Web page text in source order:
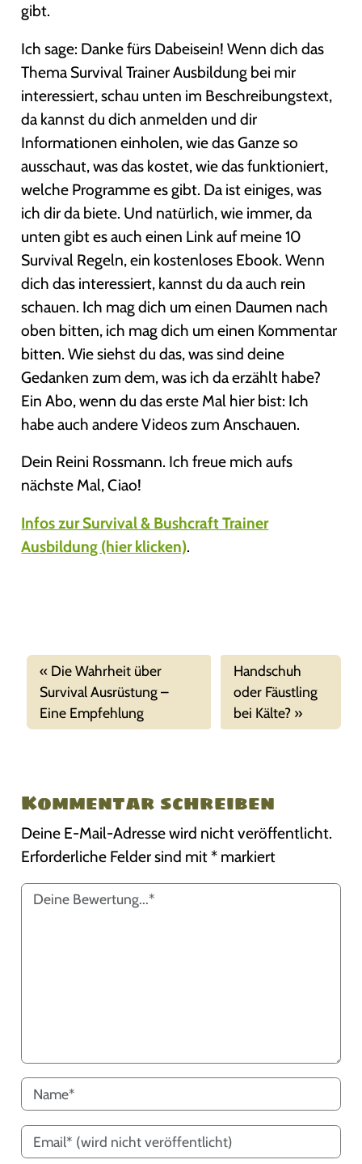
gibt.
Ich sage: Danke fürs Dabeisein! Wenn dich das
Thema Survival Trainer Ausbildung bei mir
interessiert, schau unten im Beschreibungstext,
da kannst du dich anmelden und dir
Informationen einholen, wie das Ganze so
ausschaut, was das kostet, wie das funktioniert,
welche Programme es gibt. Da ist einiges, was
ich dir da biete. Und natürlich, wie immer, da
unten gibt es auch einen Link auf meine 10
Survival Regeln, ein kostenloses Ebook. Wenn
dich das interessiert, kannst du da auch rein
schauen. Ich mag dich um einen Daumen nach
oben bitten, ich mag dich um einen Kommentar
bitten. Wie siehst du das, was sind deine
Gedanken zum dem, was ich da erzählt habe?
Ein Abo, wenn du das erste Mal hier bist: Ich
habe auch andere Videos zum Anschauen.
Dein Reini Rossmann. Ich freue mich aufs
nächste Mal, Ciao!
Infos zur Survival & Bushcraft Trainer
Ausbildung (hier klicken).
Die Wahrheit über
Survival Ausrüstung –
Eine Empfehlung
Handschuh
oder Fäustling
bei Kälte?
Kommentar schreiben
Deine E-Mail-Adresse wird nicht veröffentlicht.
Erforderliche Felder sind mit* markiert